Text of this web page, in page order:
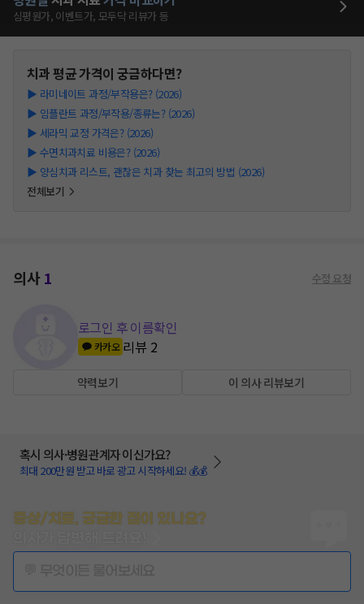
심평원가, 이벤트가, 모두닥 리뷰가 등
치과평균 가격이 궁금하다면?
▶ 라미네이트 과정/부작용은? (2026)
▶ 임플란트 과정/부작용/종류는? (2026)
▶ 세라믹 교정 가격은? (2026)
▶ 수면치과치료 비용은? (2026)
▶ 양심치과 리스트, 괜찮은 치과 찾는 최고의 방법 (2026)
전체보기
의사1 수정 요청
로그인 후 이름확인
카카오 리뷰 2
약력보기 이 의사 리뷰보기
혹시 의사·병원관계자 이신가요?
최대 200만원 받고 바로 광고 시작하세요! 💰💰
증상/치료, 궁금한 점이 있나요?